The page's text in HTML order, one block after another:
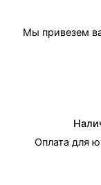
Мы привезем
Оплата для